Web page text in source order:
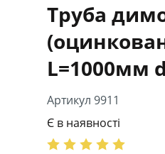
Труба
L=1000мм
Артикул 9911
Є в наявності